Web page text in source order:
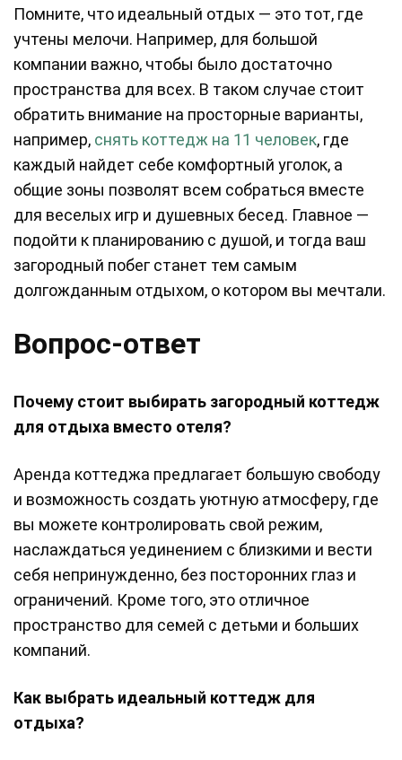
Помните, что идеальный отдых — это тот, где
учтены мелочи. Например, для большой
компании важно, чтобы было достаточно
пространства для всех. В таком случае стоит
обратить внимание на просторные варианты,
например, снять коттедж на 11 человек, где
каждый найдет себе комфортный уголок, а
общие зоны позволят всем собраться вместе
для веселых игр и душевных бесед. Главное —
подойти к планированию с душой, и тогда ваш
загородный побег станет тем самым
долгожданным отдыхом, о котором вы мечтали.
Вопрос-ответ
Почему стоит выбирать загородный коттедж
для отдыха вместо отеля?
Аренда коттеджа предлагает большую свободу
и возможность создать уютную атмосферу, где
вы можете контролировать свой режим,
наслаждаться уединением с близкими и вести
себя непринужденно, без посторонних глаз и
ограничений. Кроме того, это отличное
пространство для семей с детьми и больших
компаний.
Как выбрать идеальный коттедж для
отдыха?